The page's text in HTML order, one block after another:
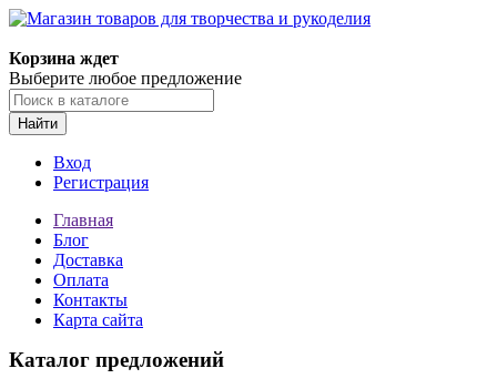
Корзина ждет
Выберите любое предложение
Найти
Вход
Регистрация
Главная
Блог
Доставка
Оплата
Контакты
Карта сайта
Каталог предложений